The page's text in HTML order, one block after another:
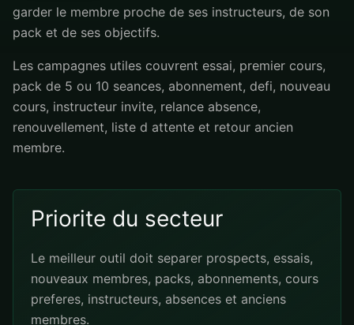
garder le membre proche de ses instructeurs, de son
pack et de ses objectifs.
Les campagnes utiles couvrent essai, premier cours,
pack de 5 ou 10 seances, abonnement, defi, nouveau
cours, instructeur invite, relance absence,
renouvellement, liste d attente et retour ancien
membre.
Priorite du secteur
Le meilleur outil doit separer prospects, essais,
nouveaux membres, packs, abonnements, cours
preferes, instructeurs, absences et anciens
membres.